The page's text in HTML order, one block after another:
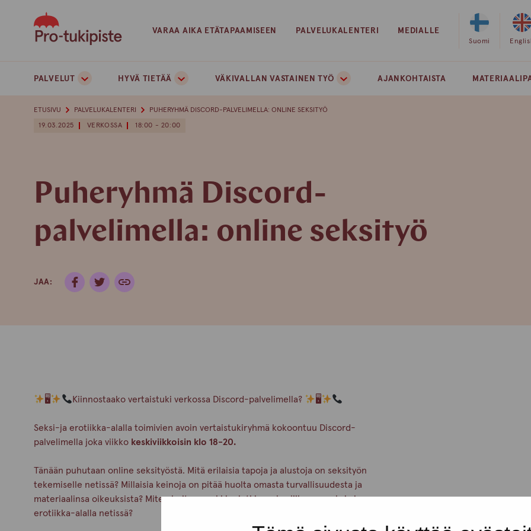
VARAA AIKA ETÄTAPAAMISEEN PALVELUKALENTERI MEDIALLE
Valitse
Suomi
PALVELUT HYVÄ TIETÄÄ VÄKIVALLAN VASTAINEN TYÖ AJANKOHTAISTA
ETUSIVU PALVELUKALENTERI PUHERYHMÄ DISCORD-PALVELIMELLA: ONLINE SEKSITYÖ
19.03.2025 VERKOSSA 18:00 - 20:00
Puheryhmä Discord-
palvelimella: online seksityö
JAA:
🖥 Kiinnostaako vertaistuki verkossa Discord-palvelimella? 🖥
Seksi-ja erotiikka-alalla toimivien avoin vertaistukiryhmä kokoontuu Discord-
palvelimella joka viikko keskiviikkoisin klo 18-20.
Tänään puhutaan online seksityöstä. Mitä erilaisia tapoja ja alustoja on seksityön
tekemiselle netissä? Millaisia keinoja on pitää huolta omasta turvallisuudesta ja
materiaalinsa oikeuksista? Miten hoitaa markkinointi ja maksuliikenne seksi- ja
erotiikka-alalla netissä?